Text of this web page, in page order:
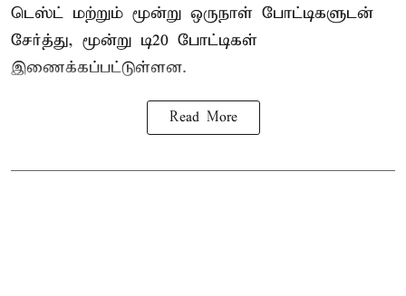
டெஸ்ட் மற்றும் மூன்று ஒருநாள் போட்டிகளுடன்
சேர்த்து, மூன்று டி20 போட்டிகள்
இணைக்கப்பட்டுள்ளன.
Read More